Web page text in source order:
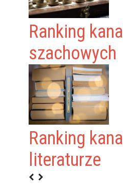
Ranking
szachowych
Ranking
literaturze